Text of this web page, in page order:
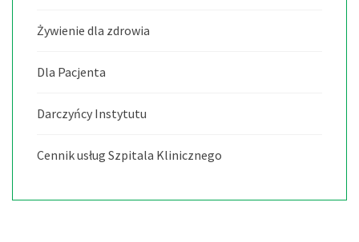
Żywienie dla zdrowia
Dla Pacjenta
Darczyńcy Instytutu
Cennik usług Szpitala Klinicznego